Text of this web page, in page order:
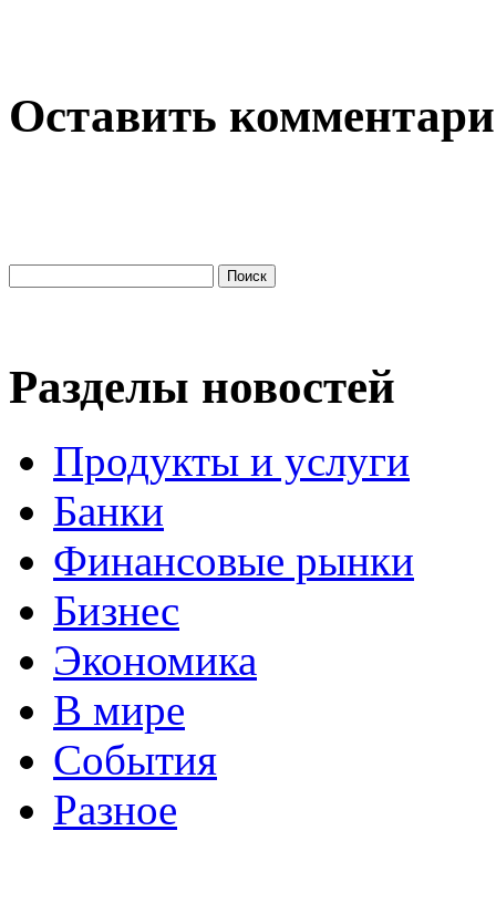
Оставить
Разделы новостей
Продукты и услуги
Банки
Финансовые рынки
Бизнес
Экономика
В мире
События
Разное